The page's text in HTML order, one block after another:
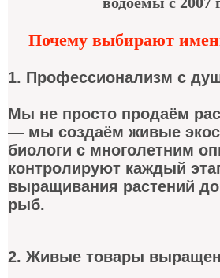
Почему выбирают
1. Профессионализм с
Мы не просто продаём
— мы создаём живые
биологи с многолетним
контролируют каждый
выращивания растений
рыб.
2. Живые товары